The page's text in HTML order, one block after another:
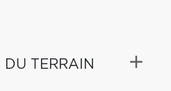
DU TERRAIN